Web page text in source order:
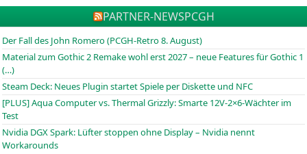
PARTNER-NEWSPCGH
Der Fall des John Romero (PCGH-Retro 8. August)
Material zum Gothic 2 Remake wohl erst 2027 – neue Features für Gothic 1
(…)
Steam Deck: Neues Plugin startet Spiele per Diskette und NFC
[PLUS] Aqua Computer vs. Thermal Grizzly: Smarte 12V-2×6-Wächter im
Test
Nvidia DGX Spark: Lüfter stoppen ohne Display – Nvidia nennt
Workarounds